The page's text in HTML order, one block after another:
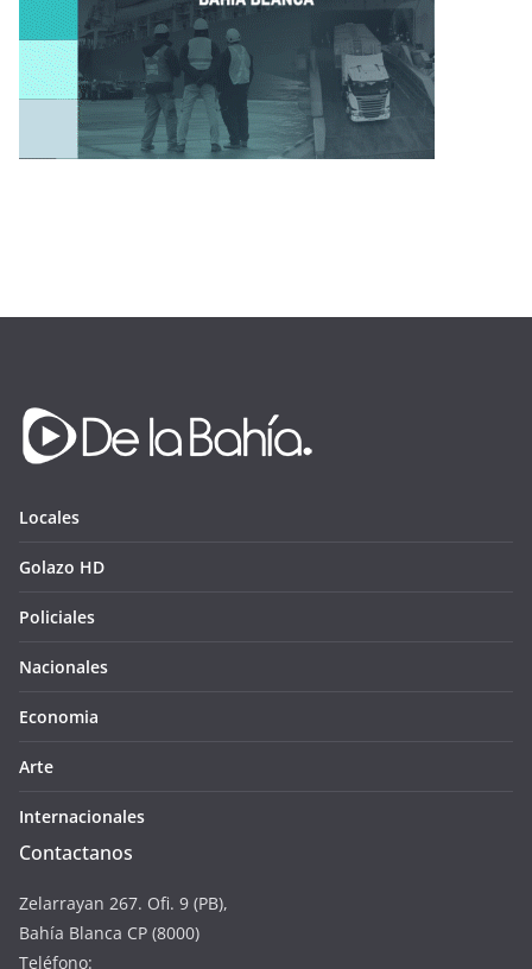
Locales
Golazo HD
Policiales
Nacionales
Economia
Arte
Internacionales
Contactanos
Zelarrayan 267. Ofi. 9 (PB),
Bahía Blanca CP (8000)
Teléfono: